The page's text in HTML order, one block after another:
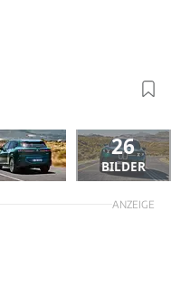
26
BILDER
ANZEIGE